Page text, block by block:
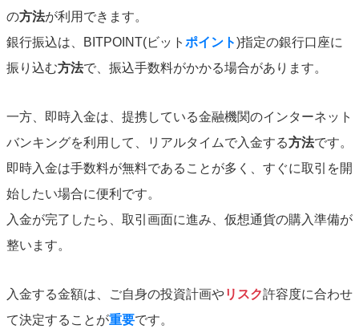
の方法が利用できます。
銀行振込は、BITPOINT(ビット ポイント)指定の銀行口座に
振り込む方法で、振込手数料がかかる場合があります。
一方、即時入金は、提携している金融機関のインターネット
バンキングを利用して、リアルタイムで入金する方法です。
即時入金は手数料が無料であることが多く、すぐに取引を開
始したい場合に便利です。
入金が完了したら、取引画面に進み、仮想通貨の購入準備が
整います。
入金する金額は、ご自身の投資計画やリスク許容度に合わせ
て決定することが重要です。